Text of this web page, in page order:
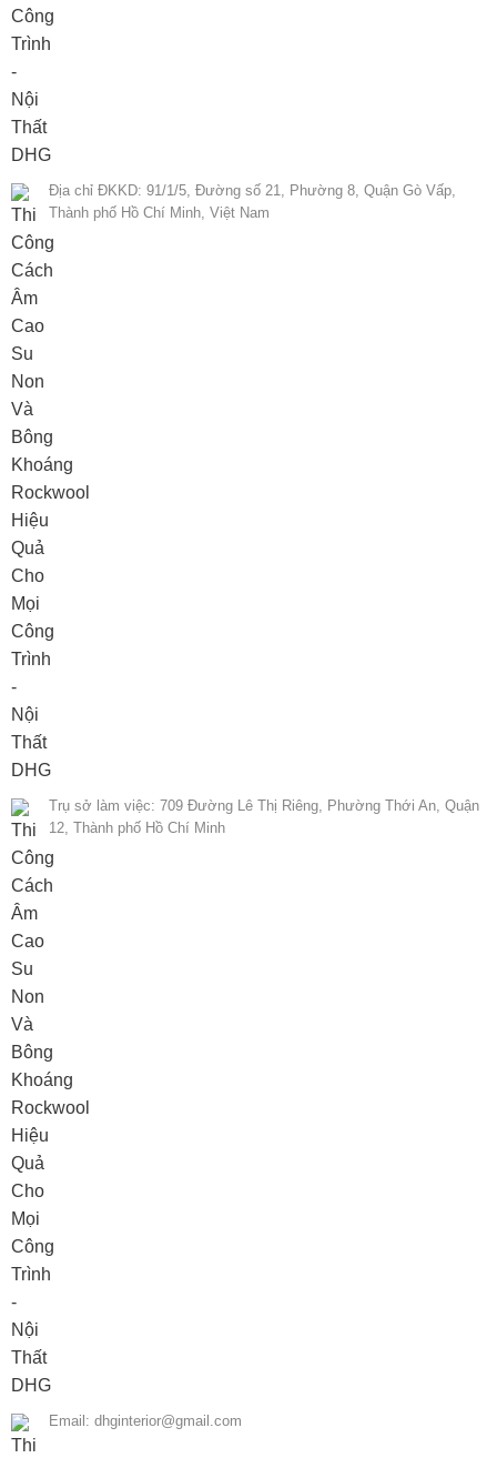
Địa chỉ ĐKKD: 91/1/5, Đường số 21, Phường 8, Quận Gò Vấp,
Thành phố Hồ Chí Minh, Việt Nam
Trụ sở làm việc: 709 Đường Lê Thị Riêng, Phường Thới An, Quận
12, Thành phố Hồ Chí Minh
Email: dhginterior@gmail.com